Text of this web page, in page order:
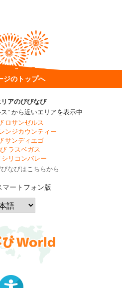
ジのトップへ
アのびびなび
" から近いエリアを表示中
ロサンゼルス
ンジカウンティー
サンディエゴ
ラスベガス
リコンバレー
なびはこちらから
マートフォン版